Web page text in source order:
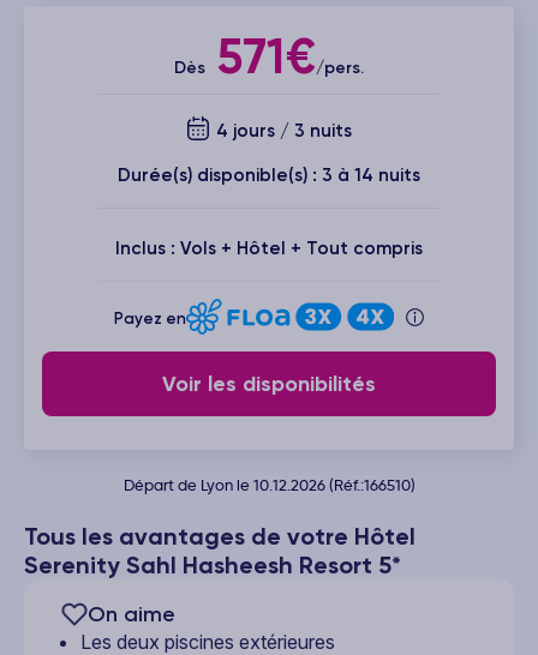
Tous les avantages de votre Hôtel
Serenity Sahl Hasheesh Resort 5*
On aime
Les deux piscines extérieures
Dès 571€/pers.
4 jours / 3 nuits
Durée(s) disponible(s) : 3 à 14 nuits
Inclus : Vols + Hôtel + Tout compris
Payez en
Voir les disponibilités
Départ de Lyon le 10.12.2026 (Réf.:166510)